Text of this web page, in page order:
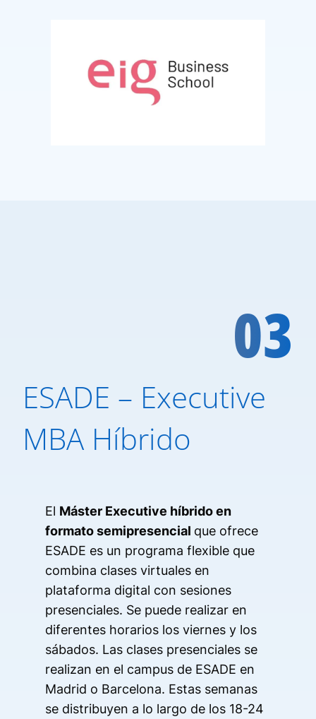
03
ESADE – Executive
MBA Híbrido
El Máster Executive híbrido en
formato semipresencial que ofrece
ESADE es un programa flexible que
combina clases virtuales en
plataforma digital con sesiones
presenciales. Se puede realizar en
diferentes horarios los viernes y los
sábados. Las clases presenciales se
realizan en el campus de ESADE en
Madrid o Barcelona. Estas semanas
se distribuyen a lo largo de los 18-24